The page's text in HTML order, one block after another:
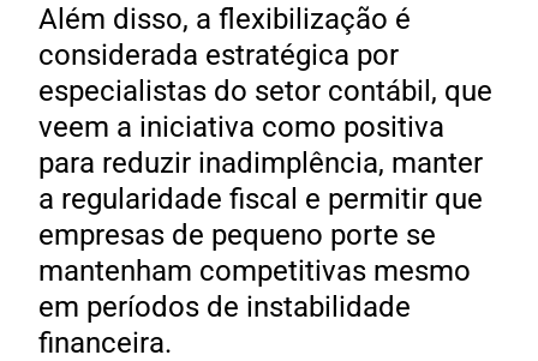
Além disso, a flexibilização é
considerada estratégica por
especialistas do setor contábil, que
veem a iniciativa como positiva
para reduzir inadimplência, manter
a regularidade fiscal e permitir que
empresas de pequeno porte se
mantenham competitivas mesmo
em períodos de instabilidade
financeira.